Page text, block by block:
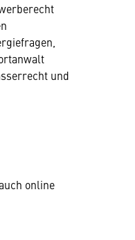
und
online